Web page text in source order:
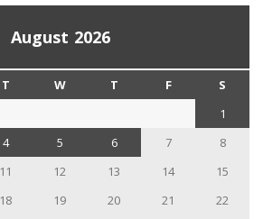
August 2026
T W T F
S
1
4 5 6 7
8
11 12 13 14
15
18 19 20 21 22